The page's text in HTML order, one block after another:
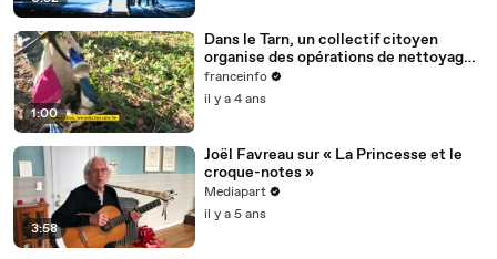
1:00
Dans le Tarn, un collectif citoyen
organise des opérations de nettoyage
de la rivière Cérou
franceinfo
il y a 4 ans
3:58
Joël Favreau sur « La Princesse et le
croque-notes »
Mediapart
il y a 5 ans